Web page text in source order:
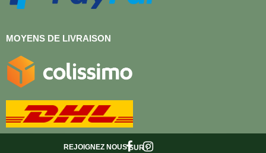
MOYENS DE LIVRAISON
SUR :
REJOIGNEZ NOUS